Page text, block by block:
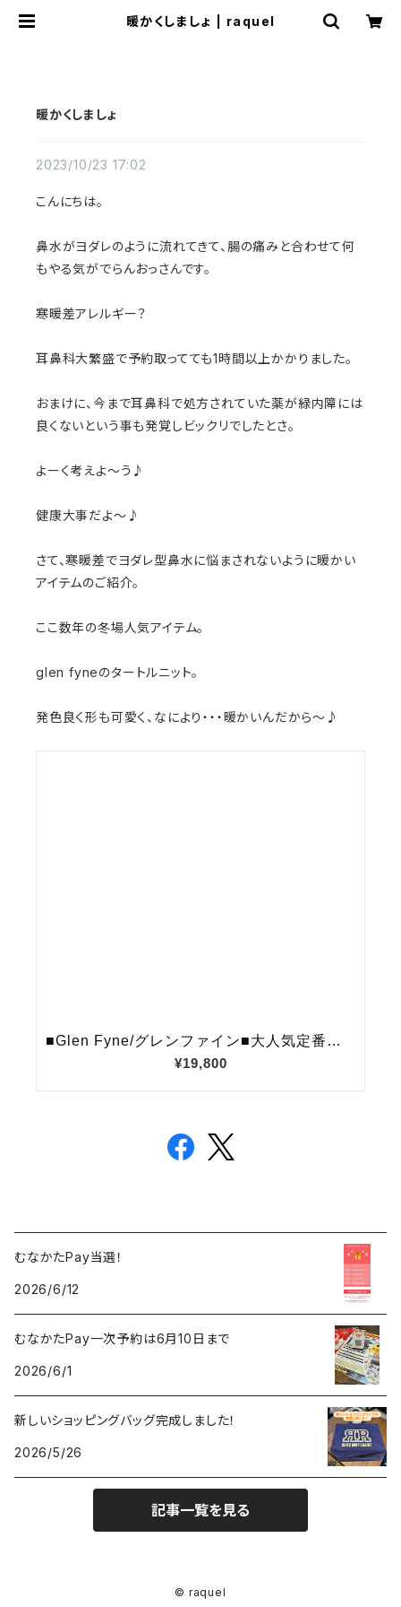
暖かくしましょ | raquel
暖かくしましょ
2023/10/23 17:02
こんにちは。
鼻水がヨダレのように流れてきて、腸の痛みと合わせて何
もやる気がでらんおっさんです。
寒暖差アレルギー？
耳鼻科大繁盛で予約取ってても1時間以上かかりました。
おまけに、今まで耳鼻科で処方されていた薬が緑内障には
良くないという事も発覚しビックリでしたとさ。
よーく考えよ〜う♪
健康大事だよ〜♪
さて、寒暖差でヨダレ型鼻水に悩まされないように暖かい
アイテムのご紹介。
ここ数年の冬場人気アイテム。
glen fyneのタートルニット。
発色良く形も可愛く、なにより・・・暖かいんだから〜♪
むなかたPay当選！
2026/6/12
むなかたPay一次予約は6月10日まで
2026/6/1
新しいショッピングバッグ完成しました！
2026/5/26
記事一覧を見る
© raquel